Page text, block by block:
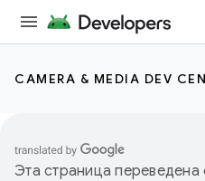
CAMERA & MEDIA DEV
Эта страница